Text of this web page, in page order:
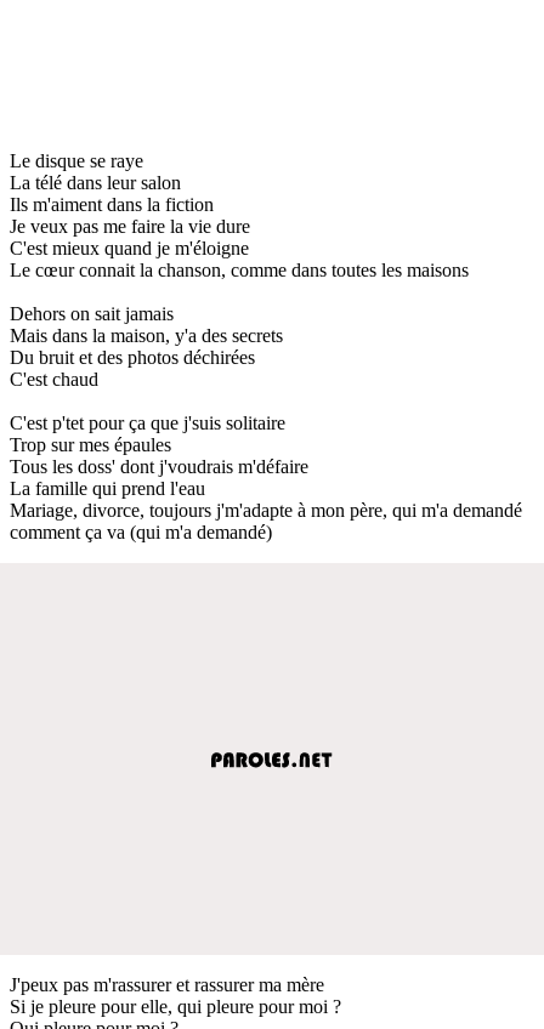
Le disque se raye
La télé dans leur salon
Ils m'aiment dans la fiction
Je veux pas me faire la vie dure
C'est mieux quand je m'éloigne
Le cœur connait la chanson, comme dans toutes les maisons
Dehors on sait jamais
Mais dans la maison, y'a des secrets
Du bruit et des photos déchirées
C'est chaud
C'est p'tet pour ça que j'suis solitaire
Trop sur mes épaules
Tous les doss' dont j'voudrais m'défaire
La famille qui prend l'eau
Mariage, divorce, toujours j'm'adapte à mon père, qui m'a demandé
comment ça va (qui m'a demandé)
J'peux pas m'rassurer et rassurer ma mère
Si je pleure pour elle, qui pleure pour moi ?